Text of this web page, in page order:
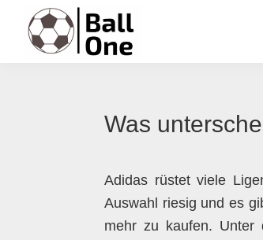
Hauptnavigation
springen
Inhalt
springen
Seitenspalte
springen
Fußzeile
springen
Was
Adidas rüstet viele
Auswahl riesig und es
mehr zu kaufen. Unter